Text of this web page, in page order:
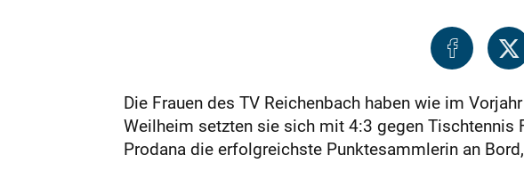
Die Frauen des TV Reichenbach haben wie im
Weilheim setzten sie sich mit 4:3 gegen Tischtennis
Prodana die erfolgreichste Punktesammlerin an